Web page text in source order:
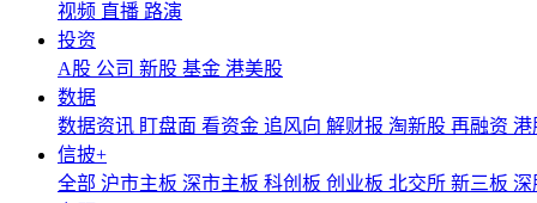
视频 直播 路演
投资
A股 公司 新股 基金 港美股
数据
数据资讯 盯盘面 看资金 追风向 解财报 淘新股 再融资 港
信披+
全部 沪市主板 深市主板 科创板 创业板 北交所 新三板 深